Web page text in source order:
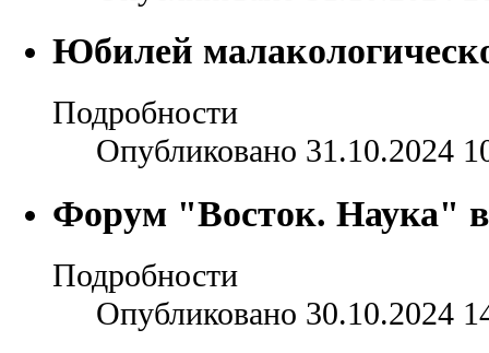
Юбилей
Подробности
Опубликовано 31.10.2024
Форум "Восток. Наука"
Подробности
Опубликовано 30.10.2024